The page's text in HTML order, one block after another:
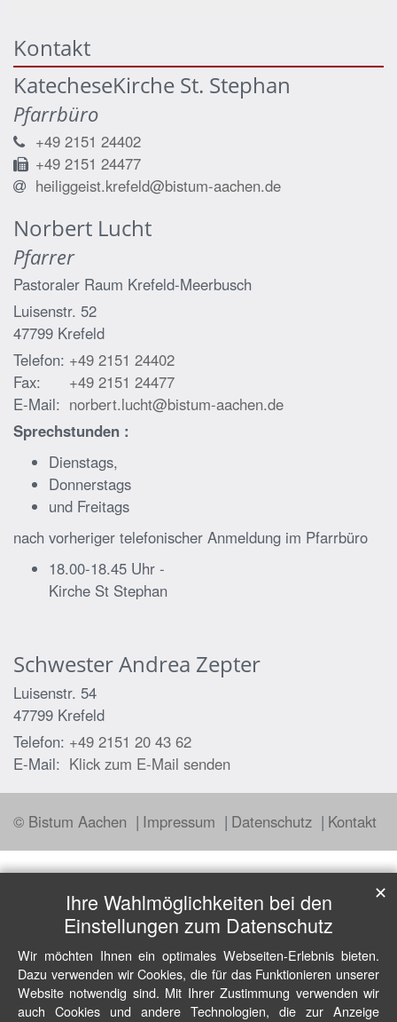
Kontakt
KatecheseKirche St. Stephan
Pfarrbüro
+49 2151 24402
+49 2151 24477
heiliggeist.krefeld@bistum-aachen.de
Norbert Lucht
Pfarrer
Pastoraler Raum Krefeld-Meerbusch
Luisenstr. 52
47799 Krefeld
Telefon: +49 2151 24402
Fax:
+49 2151 24477
E-Mail: norbert.lucht@bistum-aachen.de
Sprechstunden :
Dienstags,
Donnerstags
und Freitags
nach vorheriger telefonischer Anmeldung im Pfarrbüro
18.00-18.45 Uhr -
Kirche St Stephan
SchwesterAndrea Zepter
Luisenstr. 54
47799 Krefeld
Telefon: +49 2151 20 43 62
E-Mail: Klick zum E-Mail senden
© Bistum Aachen Impressum Datenschutz Kontakt
Ihre Wahlmöglichkeiten bei den
Einstellungen zum Datenschutz
Wir möchten Ihnen ein optimales Webseiten-Erlebnis bieten.
Dazu verwenden wir Cookies, die für das Funktionieren unserer
Website notwendig sind. Mit Ihrer Zustimmung verwenden wir
auch Cookies und andere Technologien, die zur Anzeige
✕